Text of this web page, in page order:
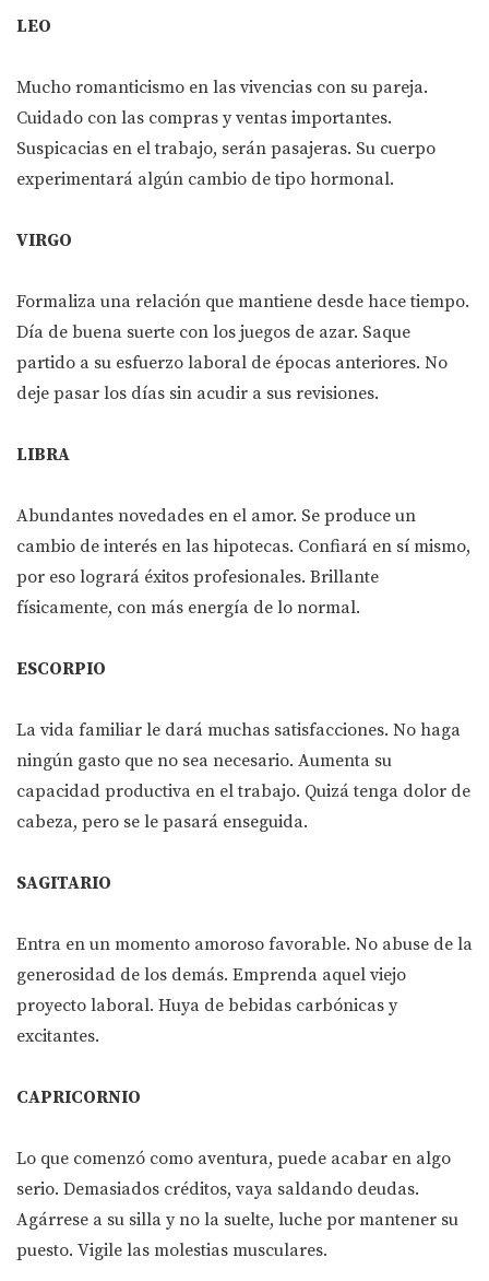
LEO
Mucho romanticismo en las vivencias con su pareja.
Cuidado con las compras y ventas importantes.
Suspicacias en el trabajo, serán pasajeras. Su cuerpo
experimentará algún cambio de tipo hormonal.
VIRGO
Formaliza una relación que mantiene desde hace tiempo.
Día de buena suerte con los juegos de azar. Saque
partido a su esfuerzo laboral de épocas anteriores. No
deje pasar los días sin acudir a sus revisiones.
LIBRA
Abundantes novedades en el amor. Se produce un
cambio de interés en las hipotecas. Confiará en sí mismo,
por eso logrará éxitos profesionales. Brillante
físicamente, con más energía de lo normal.
ESCORPIO
La vida familiar le dará muchas satisfacciones. No haga
ningún gasto que no sea necesario. Aumenta su
capacidad productiva en el trabajo. Quizá tenga dolor de
cabeza, pero se le pasará enseguida.
SAGITARIO
Entra en un momento amoroso favorable. No abuse de la
generosidad de los demás. Emprenda aquel viejo
proyecto laboral. Huya de bebidas carbónicas y
excitantes.
CAPRICORNIO
Lo que comenzó como aventura, puede acabar en algo
serio. Demasiados créditos, vaya saldando deudas.
Agárrese a su silla y no la suelte, luche por mantener su
puesto. Vigile las molestias musculares.